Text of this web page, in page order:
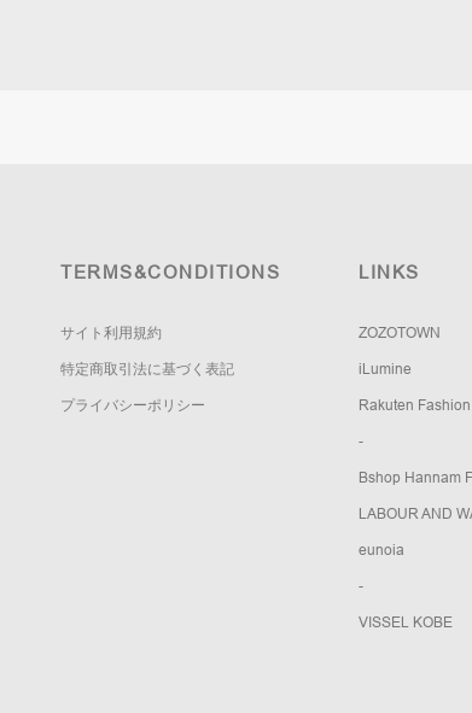
TERMS&CONDITIONS
サイト利用規約
特定商取引法に基づく表記
プライバシーポリシー
LINKS
ZOZOTOWN
iLumine
Rakuten Fashion
-
Bshop Hannam
LABOUR AND
eunoia
-
VISSEL KOBE